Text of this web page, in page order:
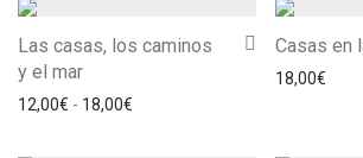
Las casas, los caminos
y el mar
12,00€ - 18,00€
Casas en
18,00€